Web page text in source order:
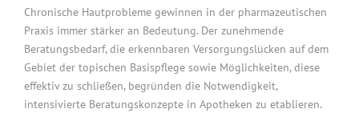
Chronische Hautprobleme gewinnen in der pharmazeutischen
Praxis immer stärker an Bedeutung. Der zunehmende
Beratungsbedarf, die erkennbaren Versorgungslücken auf dem
Gebiet der topischen Basispflege sowie Möglichkeiten, diese
effektiv zu schließen, begründen die Notwendigkeit,
intensivierte Beratungskonzepte in Apotheken zu etablieren.